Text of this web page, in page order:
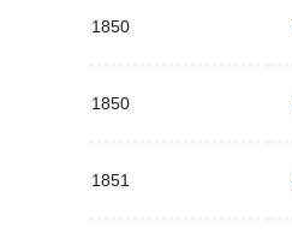
1850
1850
1851